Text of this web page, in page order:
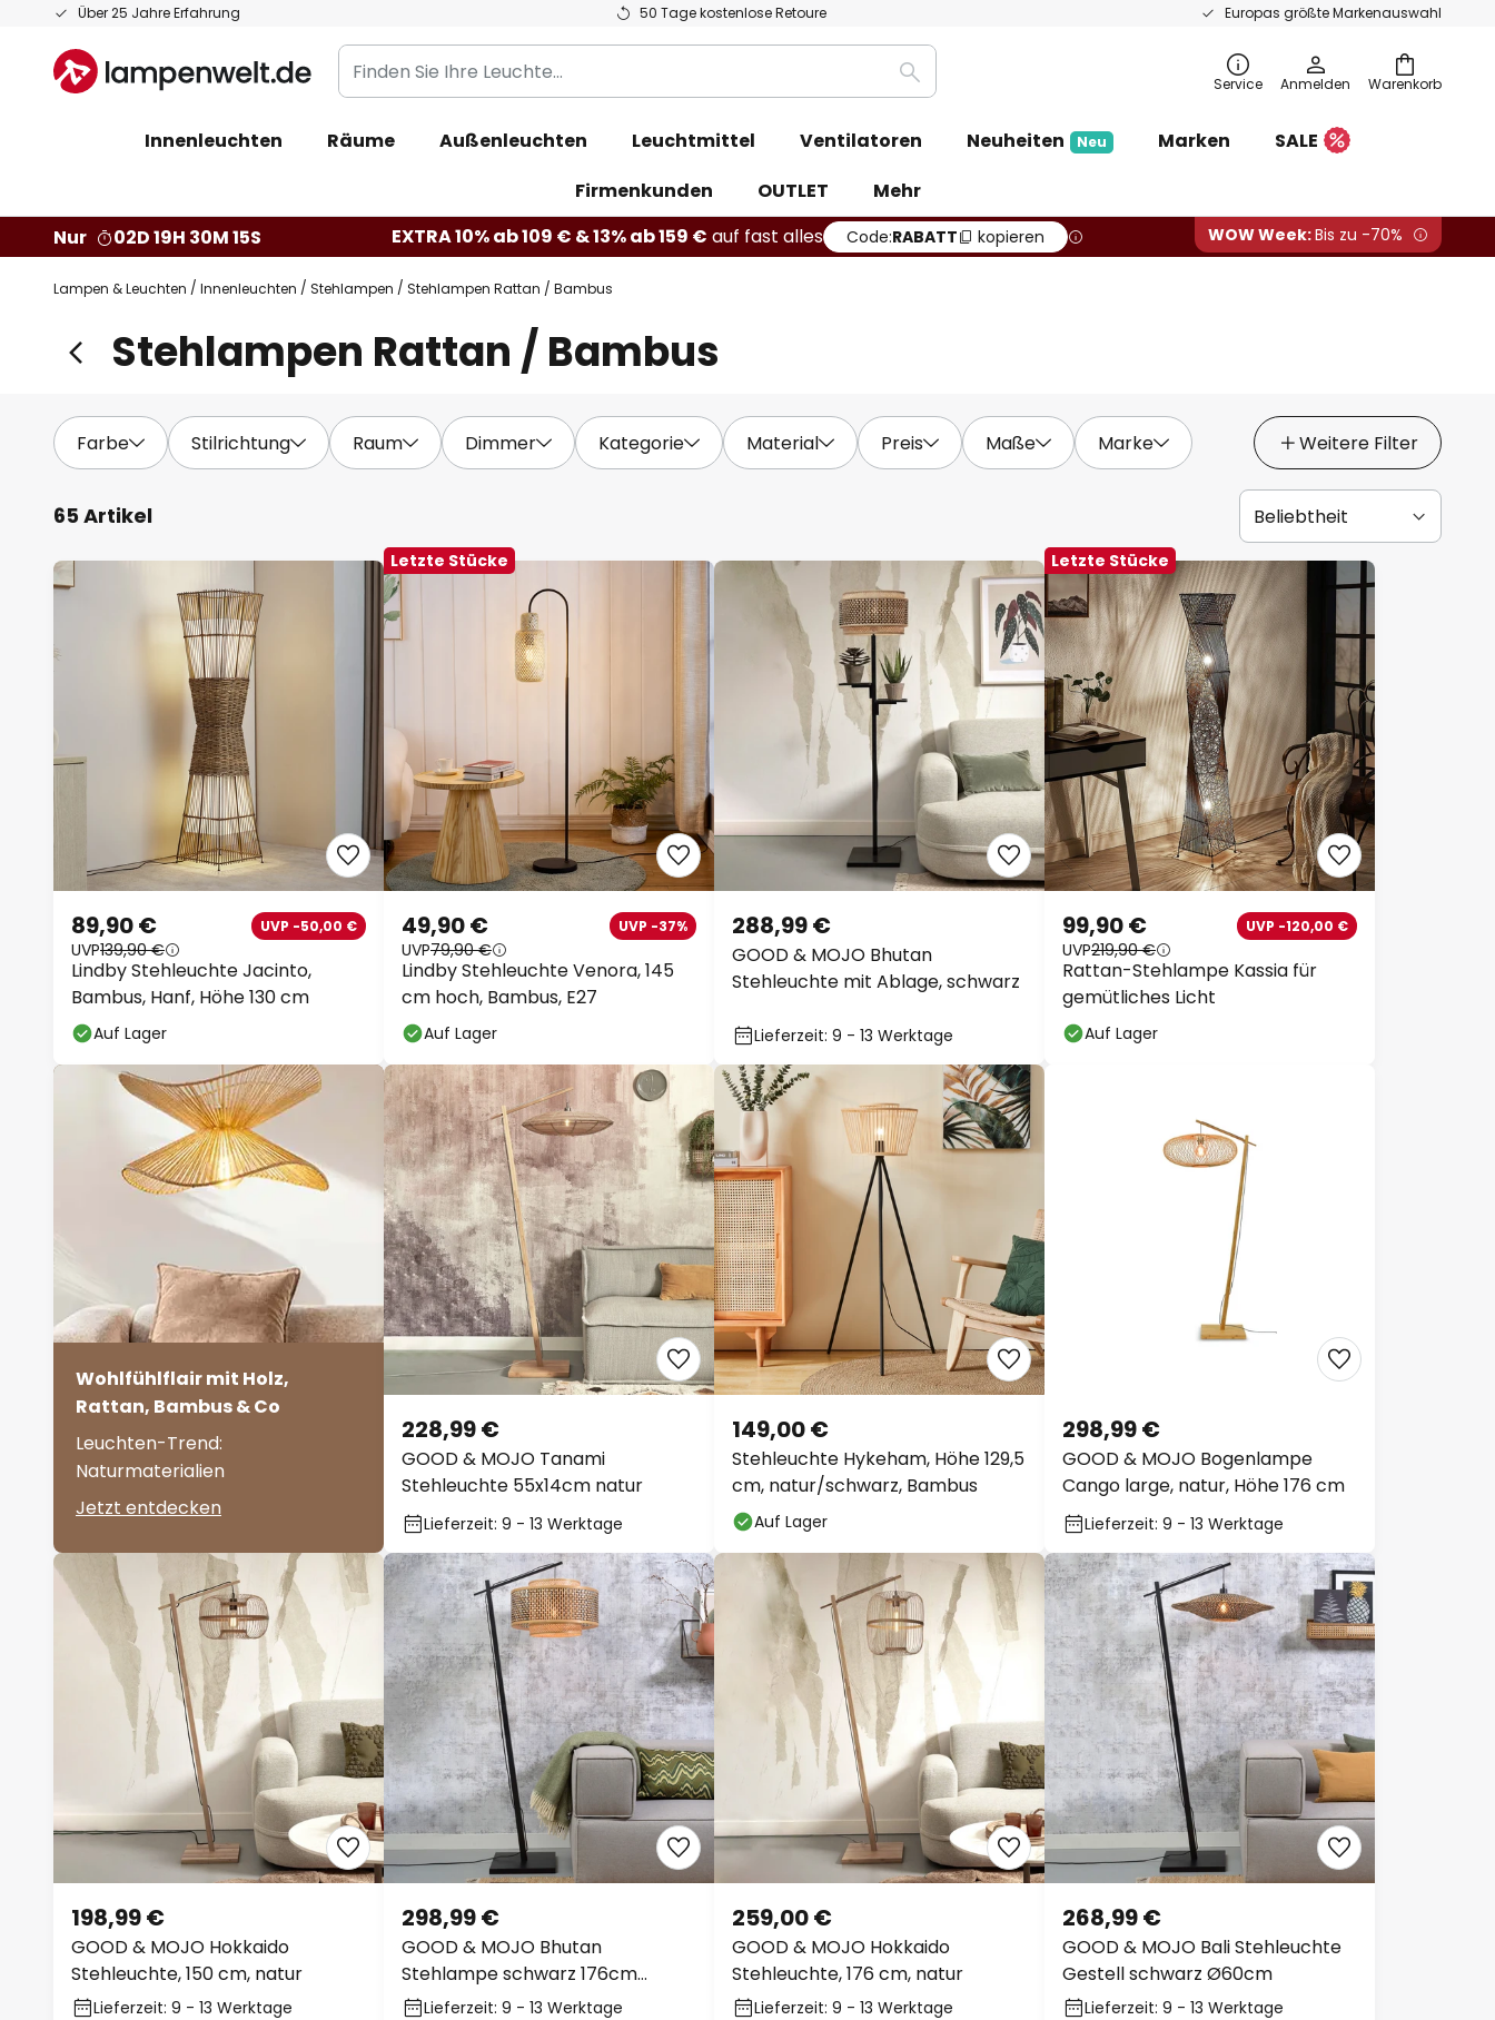
Über 25 Jahre Erfahrung 50 Tage kostenlose Retoure Europas größte Markenauswahl
Zum
springen
Warenkorb
Finden
Sie
Leuchte...
Suche Service Anmelden
Innenleuchten Räume Außenleuchten Leuchtmittel Ventilatoren Neuheiten Neu Marken
SALE
Firmenkunden
OUTLET
Mehr
Nur
02D 19H 30M 13S EXTRA 10% ab 109 € & 13% ab 159 € auf fast alles Code:RABATT kopieren WOW Week:Bis zu -70%
Lampen & Leuchten Innenleuchten Stehlampen Stehlampen Rattan / Bambus
Stehlampen Rattan / Bambus
Farbe Stilrichtung Raum Dimmer Kategorie Material Preis Maße Marke Weitere Filter
65 Artikel
Lindby Stehleuchte Jacinto,
Bambus, Hanf, Höhe 130 cm
89,90 € UVP -50,00 €
UVP139,90 €
Auf Lager
Letzte Stücke
Lindby Stehleuchte Venora, 145
cm hoch, Bambus, E27
49,90 € UVP -37%
UVP79,90 €
Auf Lager
GOOD & MOJO Bhutan
Stehleuchte mit Ablage, schwarz
288,99 €
Lieferzeit: 9 - 13 Werktage
Letzte Stücke
Rattan-Stehlampe Kassia für
gemütliches Licht
99,90 € UVP -120,00 €
UVP219,90 €
Auf Lager
Wohlfühlflair mit Holz,
Rattan, Bambus & Co
Leuchten-Trend:
Naturmaterialien
Jetzt entdecken
GOOD & MOJO Tanami
Stehleuchte 55x14cm natur
228,99 €
Lieferzeit: 9 - 13 Werktage
Stehleuchte Hykeham, Höhe 129,5
cm, natur/schwarz, Bambus
149,00 €
Auf Lager
GOOD & MOJO Bogenlampe
Cango large, natur, Höhe 176 cm
298,99 €
Lieferzeit: 9 - 13 Werktage
GOOD & MOJO Hokkaido
Stehleuchte, 150 cm, natur
198,99 €
Lieferzeit: 9 - 13 Werktage
GOOD & MOJO Bhutan
Stehlampe schwarz 176cm
Ø50cm
298,99 €
Lieferzeit: 9 - 13 Werktage
GOOD & MOJO Hokkaido
Stehleuchte, 176 cm, natur
259,00 €
Lieferzeit: 9 - 13 Werktage
GOOD & MOJO Bali Stehleuchte
Gestell schwarz Ø60cm
268,99 €
Lieferzeit: 9 - 13 Werktage